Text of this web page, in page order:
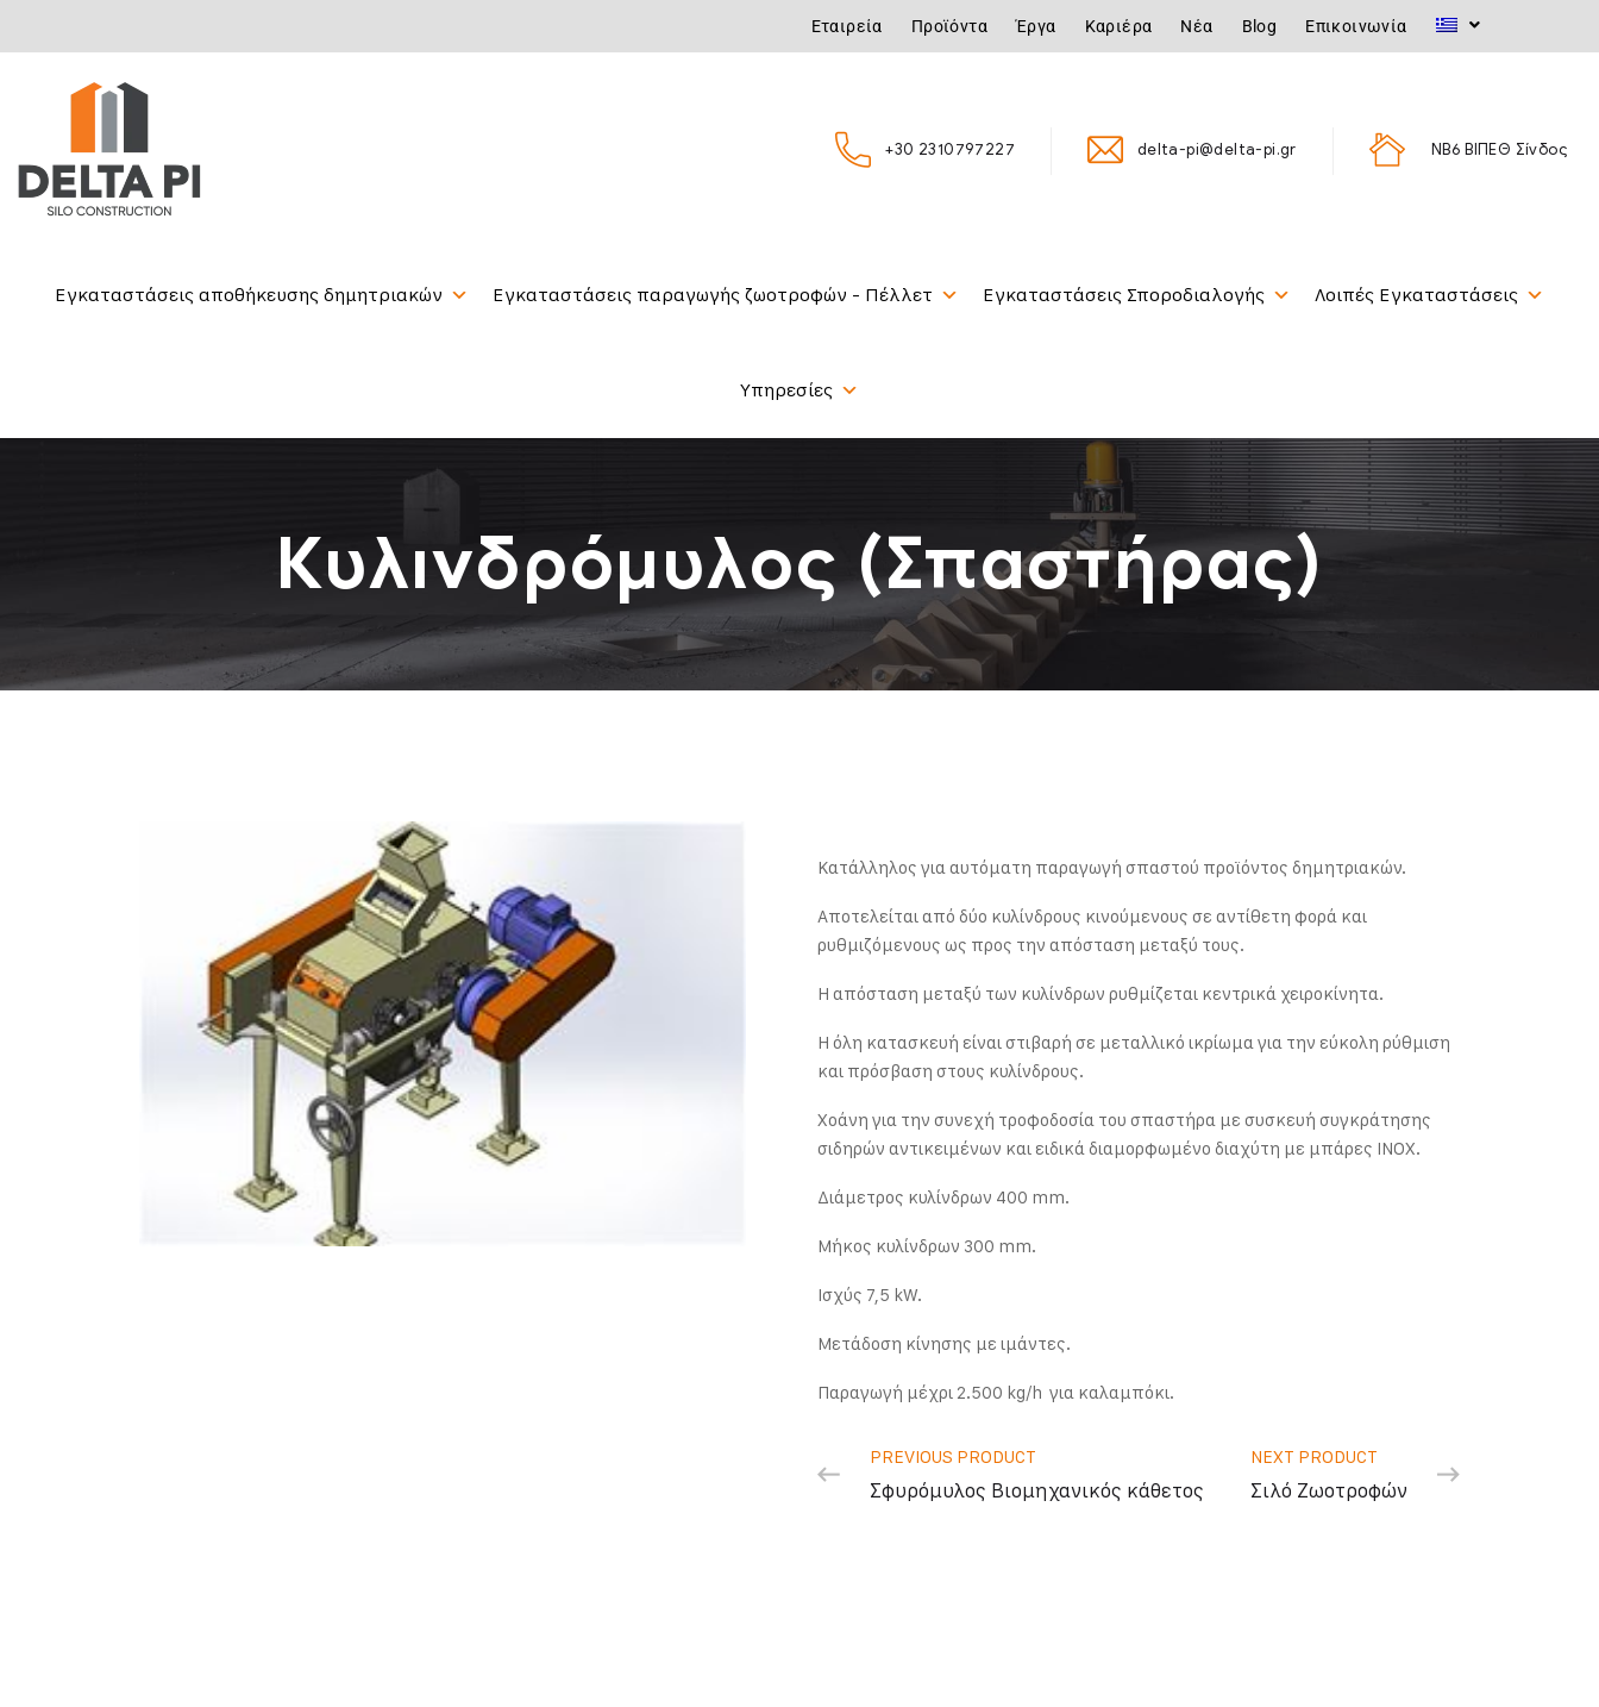
Εταιρεία Προϊόντα Έργα Καριέρα Νέα Blog Επικοινωνία
+30 2310797227 delta-pi@delta-pi.gr ΝΒ6 ΒΙΠΕΘ Σίνδος
Εγκαταστάσεις αποθήκευσης δημητριακών Εγκαταστάσεις παραγωγής ζωοτροφών - Πέλλετ Εγκαταστάσεις Σποροδιαλογής Λοιπές Εγκαταστάσεις
Υπηρεσίες
Κυλινδρόμυλος (Σπαστήρας)
Κατάλληλος για αυτόματη παραγωγή σπαστού προϊόντος δημητριακών.
Αποτελείται από δύο κυλίνδρους κινούμενους σε αντίθετη φορά και
ρυθμιζόμενους ως προς την απόσταση μεταξύ τους.
Η απόσταση μεταξύ των κυλίνδρων ρυθμίζεται κεντρικά χειροκίνητα.
Η όλη κατασκευή είναι στιβαρή σε μεταλλικό ικρίωμα για την εύκολη ρύθμιση
και πρόσβαση στους κυλίνδρους.
Χοάνη για την συνεχή τροφοδοσία του σπαστήρα με συσκευή συγκράτησης
σιδηρών αντικειμένων και ειδικά διαμορφωμένο διαχύτη με μπάρες INOX.
Διάμετρος κυλίνδρων 400 mm.
Μήκος κυλίνδρων 300 mm.
Ισχύς 7,5 kW.
Μετάδοση κίνησης με ιμάντες.
Παραγωγή μέχρι 2.500 kg/h για καλαμπόκι.
PREVIOUS PRODUCT
Σφυρόμυλος Βιομηχανικός κάθετος
NEXT PRODUCT
Σιλό Ζωοτροφών